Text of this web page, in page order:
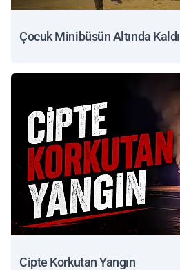
Çocuk Minibüsün Altında Kaldı
Cipte Korkutan Yangın